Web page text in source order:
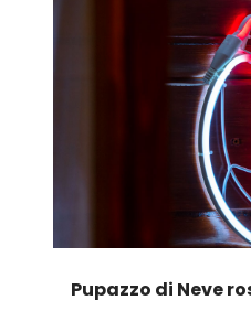
Pupazzo di Neve